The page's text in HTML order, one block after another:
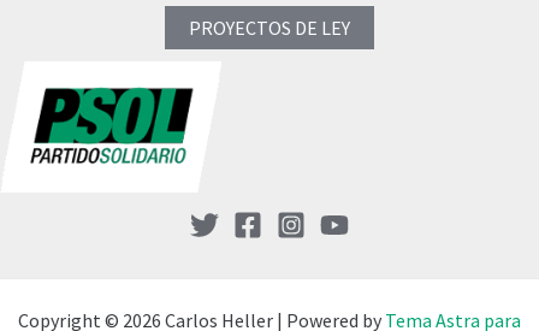
PROYECTOS DE LEY
Copyright © 2026 Carlos Heller | Powered by Tema Astra para